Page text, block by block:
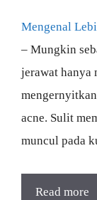
Mengenal
– Mungkin
jerawat hanya
acne. Sulit
muncul pada
Read more